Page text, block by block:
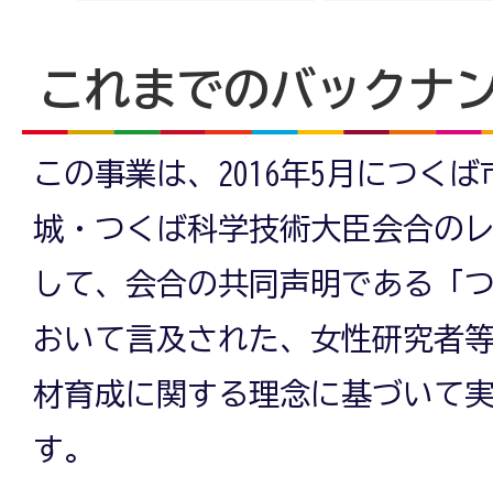
これまでのバックナ
この事業は、2016年5月につくば
城・つくば科学技術大臣会合の
して、会合の共同声明である「
おいて言及された、女性研究者
材育成に関する理念に基づいて
す。